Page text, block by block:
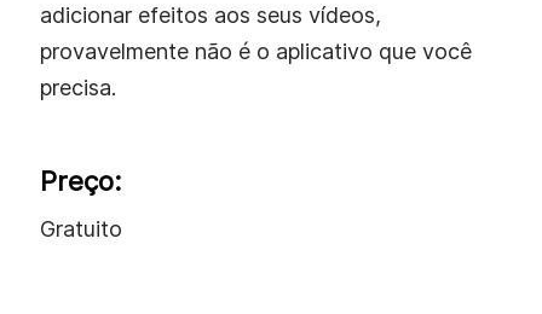
adicionar efeitos aos seus vídeos,
provavelmente não é o aplicativo que você
precisa.
Preço:
Gratuito